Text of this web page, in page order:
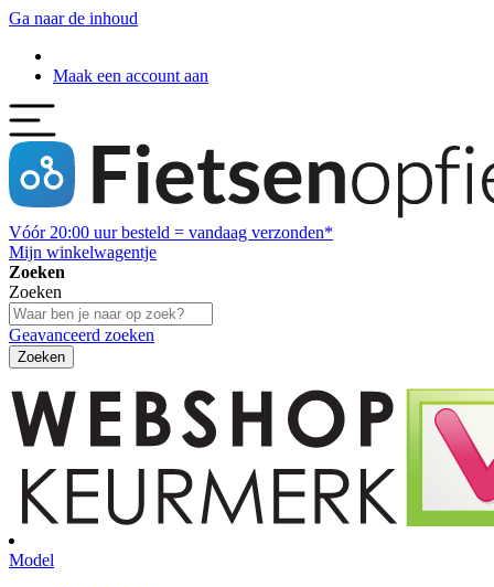
Ga naar de inhoud
Maak een account aan
Vóór 20:00 uur besteld = vandaag verzonden*
Mijn winkelwagentje
Zoeken
Zoeken
Geavanceerd zoeken
Zoeken
Model